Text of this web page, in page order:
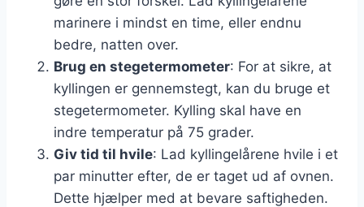
marinere i mindst en time, eller endnu
bedre, natten over.
Brug en stegetermometer: For at sikre, at
kyllingen er gennemstegt, kan du bruge et
stegetermometer. Kylling skal have en
indre temperatur på 75 grader.
Giv tid til hvile: Lad kyllingelårene hvile i et
par minutter efter, de er taget ud af ovnen.
Dette hjælper med at bevare saftigheden.